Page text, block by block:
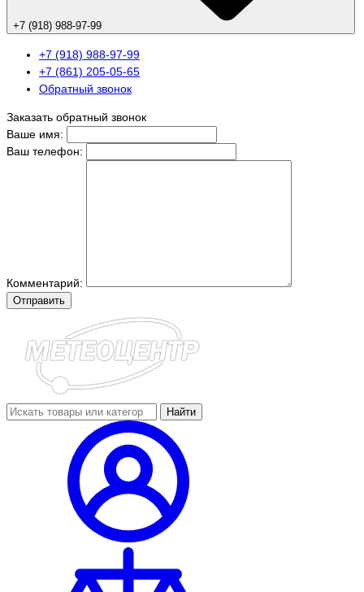
+7 (918) 988-97-99
+7 (918) 988-97-99
+7 (861) 205-05-65
Обратный звонок
Заказать обратный звонок
Ваше имя:
Ваш телефон:
Комментарий:
Отправить
Найти